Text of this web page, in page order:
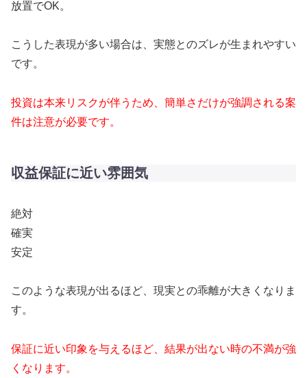
放置でOK。
こうした表現が多い場合は、実態とのズレが生まれやすい
です。
投資は本来リスクが伴うため、簡単さだけが強調される案
件は注意が必要です。
収益保証に近い雰囲気
絶対
確実
安定
このような表現が出るほど、現実との乖離が大きくなりま
す。
保証に近い印象を与えるほど、結果が出ない時の不満が強
くなります。